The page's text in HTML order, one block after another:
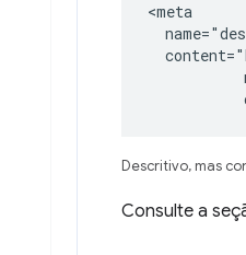
<meta
Descritivo, mas
Consulte a